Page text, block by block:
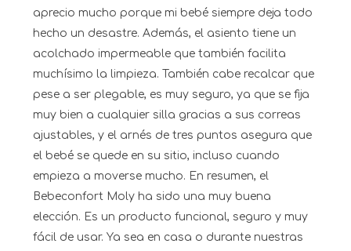
aprecio mucho porque mi bebé siempre deja todo
hecho un desastre. Además, el asiento tiene un
acolchado impermeable que también facilita
muchísimo la limpieza. También cabe recalcar que
pese a ser plegable, es muy seguro, ya que se fija
muy bien a cualquier silla gracias a sus correas
ajustables, y el arnés de tres puntos asegura que
el bebé se quede en su sitio, incluso cuando
empieza a moverse mucho. En resumen, el
Bebeconfort Moly ha sido una muy buena
elección. Es un producto funcional, seguro y muy
fácil de usar. Ya sea en casa o durante nuestras